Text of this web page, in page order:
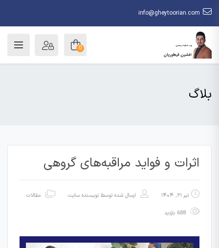
info@gheytoorian.com
0
بلاگ
اثرات و فواید مراقبه‌های گروهی
تیر ۲۱, ۱۴۰۴ ارسال شده توسطنویسنده سایت مقالات